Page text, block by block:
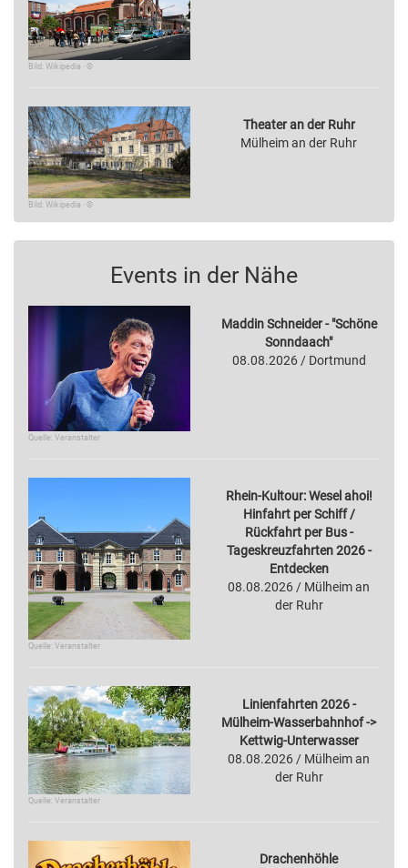
Bild: Wikipedia · ©
Bild: Wikipedia · ©
Theater an der Ruhr
Mülheim an der Ruhr
Events in der Nähe
Quelle: Veranstalter
Maddin Schneider - "Schöne
Sonndaach"
08.08.2026 / Dortmund
Quelle: Veranstalter
Rhein-Kultour: Wesel ahoi!
Hinfahrt per Schiff /
Rückfahrt per Bus -
Tageskreuzfahrten 2026 -
Entdecken
08.08.2026 / Mülheim an
der Ruhr
Quelle: Veranstalter
Linienfahrten 2026 -
Mülheim-Wasserbahnhof ->
Kettwig-Unterwasser
08.08.2026 / Mülheim an
der Ruhr
Drachenhöhle